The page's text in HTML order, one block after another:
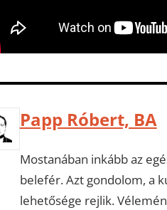
Papp Róbert, BA
Mostanában inkább az
belefér. Azt gondolom, a
lehetősége rejlik.